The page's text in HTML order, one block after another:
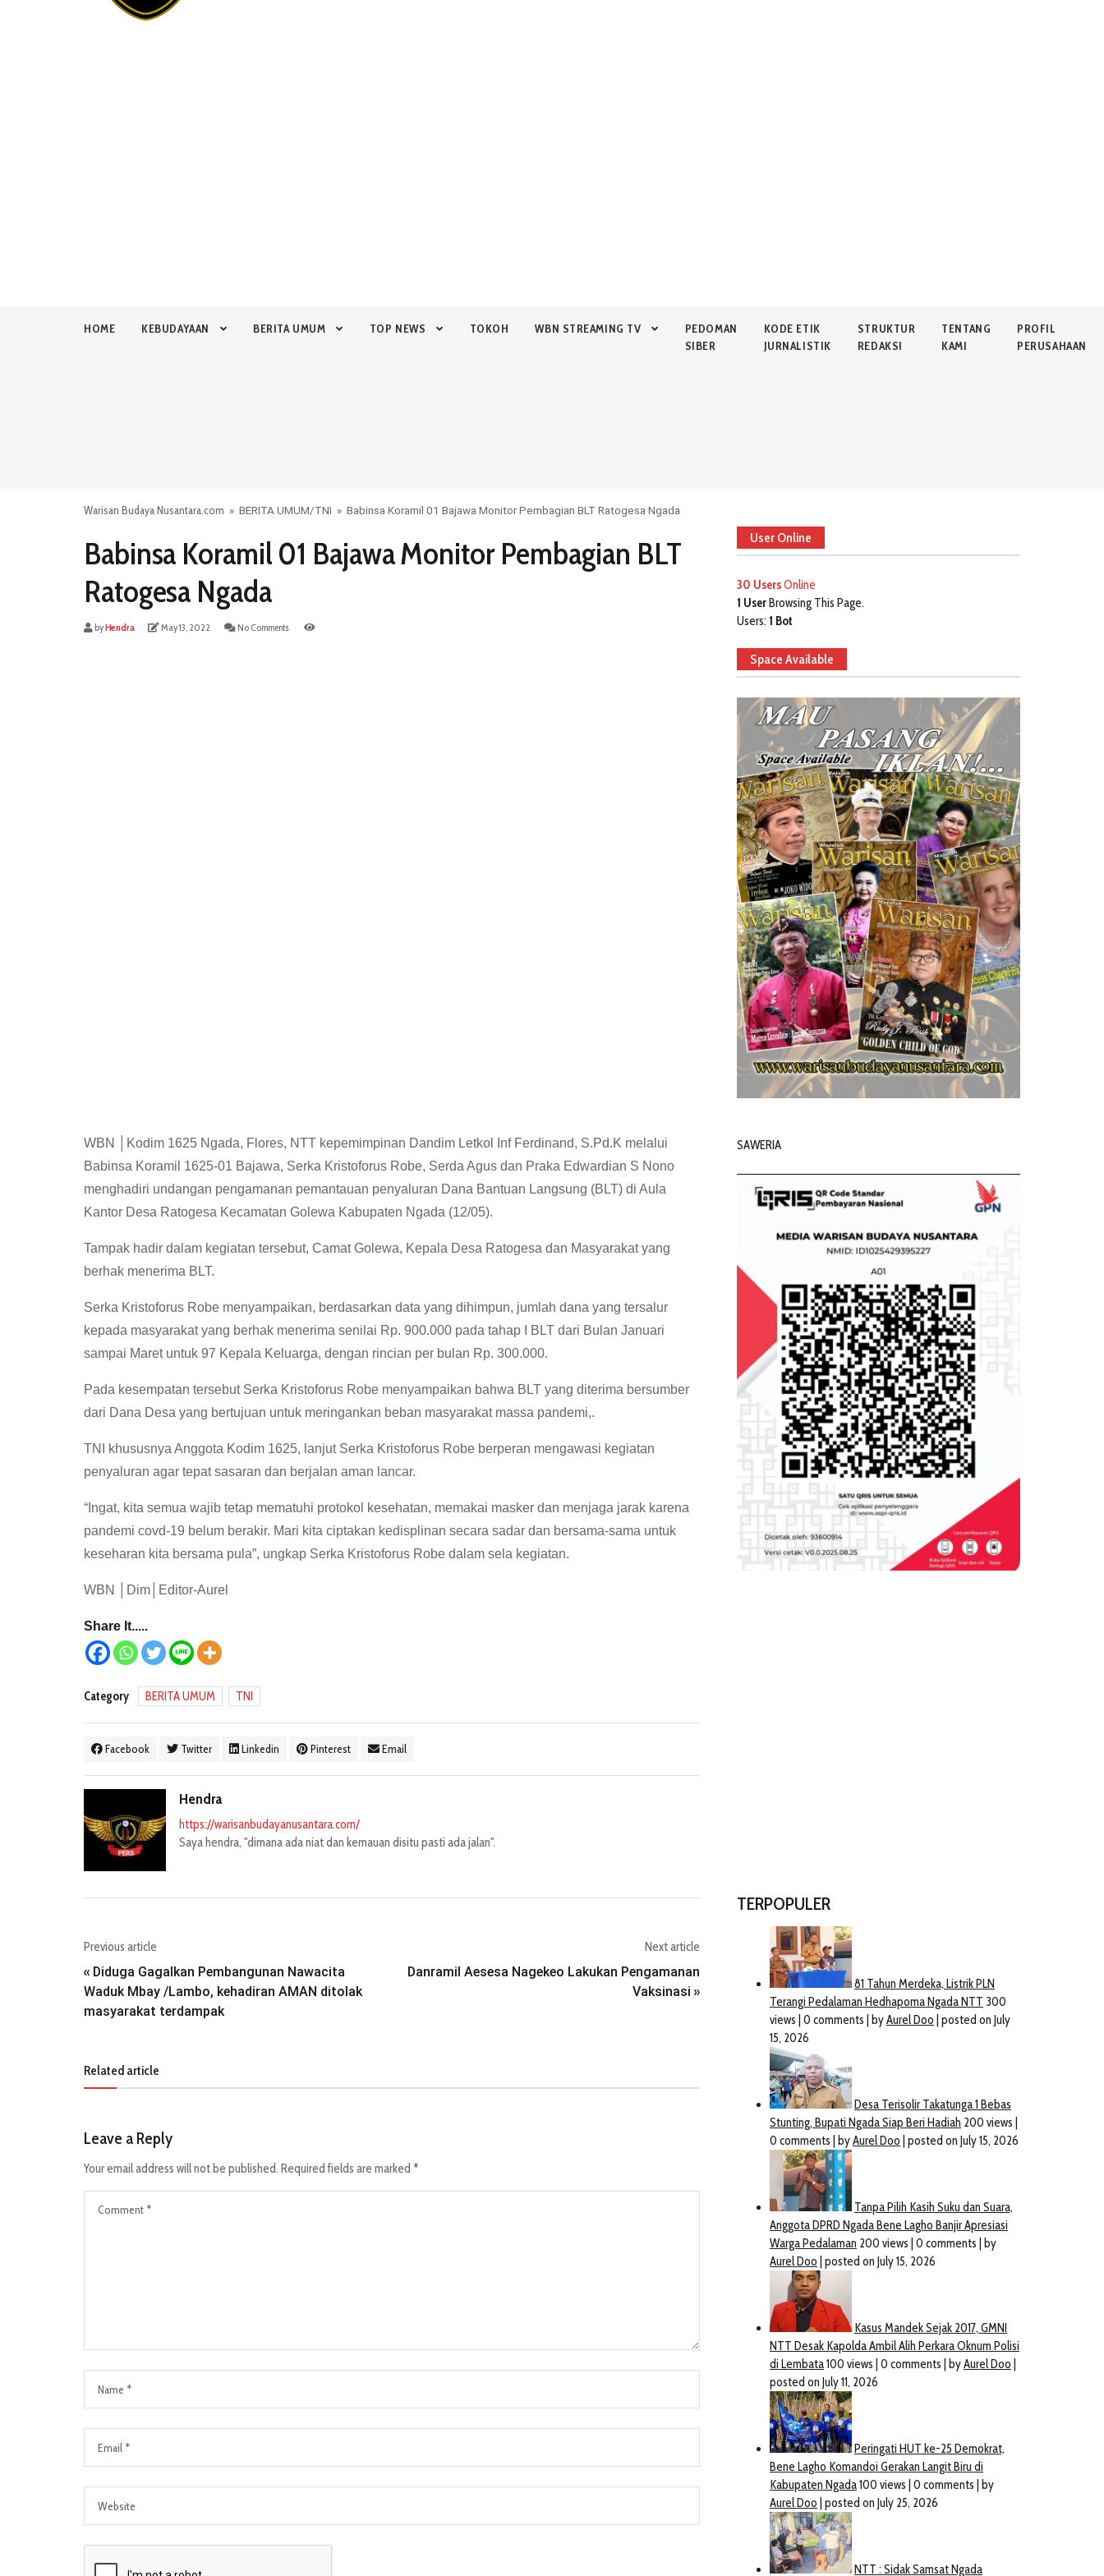
HOME KEBUDAYAAN BERITA UMUM TOP NEWS TOKOH WBN STREAMING TV
PEDOMAN
SIBER
KODE ETIK
JURNALISTIK
STRUKTUR
REDAKSI
TENTANG
KAMI
PROFIL
PERUSAHAAN
Warisan Budaya Nusantara.com » BERITA UMUM/TNI » Babinsa Koramil 01 Bajawa Monitor Pembagian BLT Ratogesa Ngada
Babinsa Koramil 01 Bajawa Monitor Pembagian BLT
Ratogesa Ngada
byHendra May 13, 2022 No Comments
WBN │Kodim 1625 Ngada, Flores, NTT kepemimpinan Dandim Letkol Inf Ferdinand, S.Pd.K melalui
Babinsa Koramil 1625-01 Bajawa, Serka Kristoforus Robe, Serda Agus dan Praka Edwardian S Nono
menghadiri undangan pengamanan pemantauan penyaluran Dana Bantuan Langsung (BLT) di Aula
Kantor Desa Ratogesa Kecamatan Golewa Kabupaten Ngada (12/05).
Tampak hadir dalam kegiatan tersebut, Camat Golewa, Kepala Desa Ratogesa dan Masyarakat yang
berhak menerima BLT.
Serka Kristoforus Robe menyampaikan, berdasarkan data yang dihimpun, jumlah dana yang tersalur
kepada masyarakat yang berhak menerima senilai Rp. 900.000 pada tahap I BLT dari Bulan Januari
sampai Maret untuk 97 Kepala Keluarga, dengan rincian per bulan Rp. 300.000.
Pada kesempatan tersebut Serka Kristoforus Robe menyampaikan bahwa BLT yang diterima bersumber
dari Dana Desa yang bertujuan untuk meringankan beban masyarakat massa pandemi,.
TNI khususnya Anggota Kodim 1625, lanjut Serka Kristoforus Robe berperan mengawasi kegiatan
penyaluran agar tepat sasaran dan berjalan aman lancar.
“Ingat, kita semua wajib tetap mematuhi protokol kesehatan, memakai masker dan menjaga jarak karena
pandemi covd-19 belum berakir. Mari kita ciptakan kedisplinan secara sadar dan bersama-sama untuk
keseharan kita bersama pula”, ungkap Serka Kristoforus Robe dalam sela kegiatan.
WBN │Dim│Editor-Aurel
Share It.....
Category BERITA UMUM TNI
Facebook Twitter Linkedin Pinterest Email
Hendra
https://warisanbudayanusantara.com/
Saya hendra, "dimana ada niat dan kemauan disitu pasti ada jalan".
Previous article
« Diduga Gagalkan Pembangunan Nawacita
Waduk Mbay /Lambo, kehadiran AMAN ditolak
masyarakat terdampak
Next article
Danramil Aesesa Nagekeo Lakukan Pengamanan
Vaksinasi »
Related article
Leave a Reply
Your email address will not be published. Required fields are marked *
User Online
30 UsersOnline
1 UserBrowsing This Page.
Users: 1 Bot
Space Available
SAWERIA
TERPOPULER